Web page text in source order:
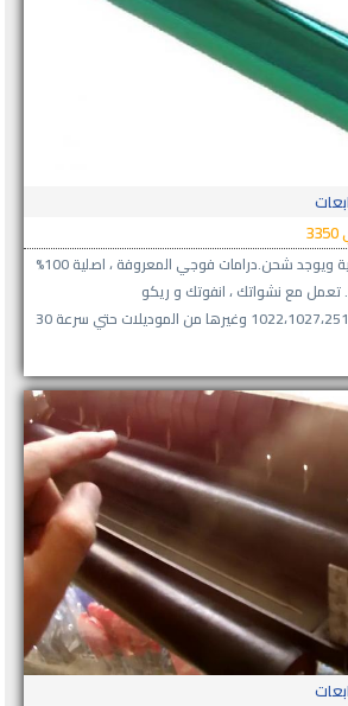
العنوان شبين الكوم ، منوفية ويوجد شحن.درامات فوجي المعروفة ، اصلية 100%
مع نشواتك ، انفوتك و ريكو
1022،1027،2510،3350،2850،2550،2050 وغيرها من الموديلات حتي سرعة 30